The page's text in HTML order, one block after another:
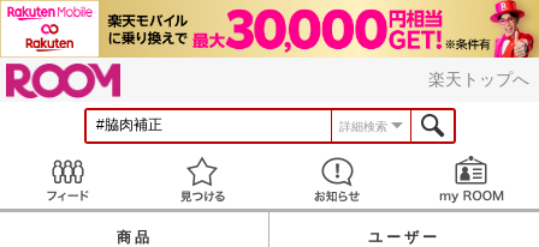
楽天トップへ
詳細検索
見つける お知らせ
商品 ユーザー